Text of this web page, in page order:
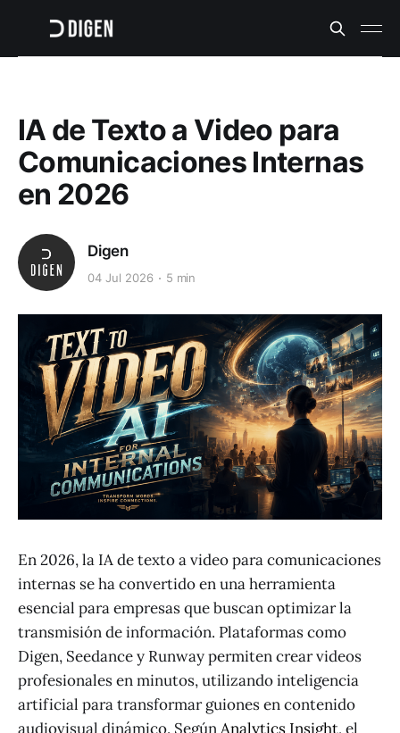
IA de Texto a Video para
Comunicaciones Internas
en 2026
Digen
04 Jul 2026 5 min
En 2026, la IA de texto a video para comunicaciones
internas se ha convertido en una herramienta
esencial para empresas que buscan optimizar la
transmisión de información. Plataformas como
Digen, Seedance y Runway permiten crear videos
profesionales en minutos, utilizando inteligencia
artificial para transformar guiones en contenido
audiovisual dinámico. SegúnAnalytics Insight, el